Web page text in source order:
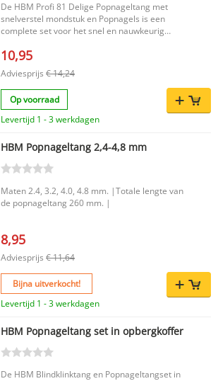
De HBM Profi 81 Delige Popnageltang met
snelverstel mondstuk en Popnagels is een
complete set voor het snel en nauwkeurig
meegeleverde popnagels en het praktische
hand om efficiënt aan de slag te gaan. Deze set
is ideaal voor uiteenlopende bevestigingsklussen
en biedt het gemak van een gebruiksklare
oplossing van HBM. Belangrijkste voordelen
Complete 81-delige set met popnageltang en
en eenvoudig gebruik Geschikt voor
uiteenlopende bevestigingswerkzaamheden
Handige set van het merk HBM
Productkenmerken Merk: HBM Type tang:
Popnageltang Set: Ja VDE: Nee EAN code:
7435125022072 Met deze HBM Profi
praktische set die direct inzetbaar is. Een
handige oplossing voor wie op zoek is naar een
veelzijdige popnagelset met het gemak van een
snelverstel mondstuk.
10,95
Adviesprijs € 14,24
Op voorraad
Levertijd 1 - 3 werkdagen
HBM Popnageltang 2,4-4,8 mm
Maten 2.4, 3.2, 4.0, 4.8 mm. |Totale lengte van
de popnageltang 260 mm. |
8,95
Adviesprijs € 11,64
Bijna uitverkocht!
Levertijd 1 - 3 werkdagen
HBM Popnageltang set in opbergkoffer
De HBM Blindklinktang en Popnageltangset in